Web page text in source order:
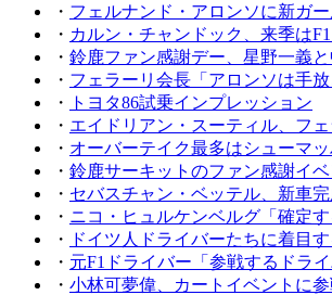
・ フェルナンド・アロンソに新ガ
・ カルン・チャンドック、来季は
・ 鈴鹿ファン感謝デー、星野一義
・ フェラーリ会長「アロンソは手放
・
トヨタ86試乗インプレッション
・ エイドリアン・スーティル、フ
・ オーバーテイク最多はシューマ
・ 鈴鹿サーキットのファン感謝イ
・ セバスチャン・ベッテル、新車
・ ニコ・ヒュルケンベルグ「確定す
・
ドイツ人ドライバーたちに着目
・ 元F1ドライバー「参戦するドラ
・ 小林可夢偉、カートイベントに